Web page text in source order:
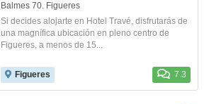
Balmes 70. Figueres
Si decides alojarte en Hotel Travé, disfrutarás de
una magnífica ubicación en pleno centro de
Figueres, a menos de 15...
Figueres 7.3